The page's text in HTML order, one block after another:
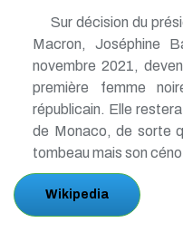
Sur décision du
Macron, Joséphine
novembre 2021,
première femme
républicain. Elle
de Monaco, de sorte
tombeau mais son
Wikipedia